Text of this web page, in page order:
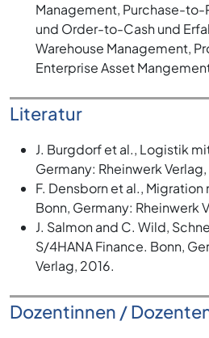
Management, Purchase-
und Order-to-Cash und
Warehouse Management,
Enterprise Asset
Literatur
J. Burgdorf et al., Logistik
Germany: Rheinwerk Verlag,
F. Densborn et al., Migration
Bonn, Germany: Rheinwerk
J. Salmon and C. Wild,
S/4HANA Finance. Bonn,
Verlag, 2016.
Dozentinnen /